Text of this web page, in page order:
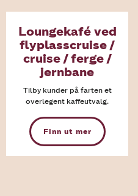
Loungekafé ved
flyplasscruise /
cruise / ferge /
jernbane
Tilby kunder på farten et
overlegent kaffeutvalg.
Finn ut mer